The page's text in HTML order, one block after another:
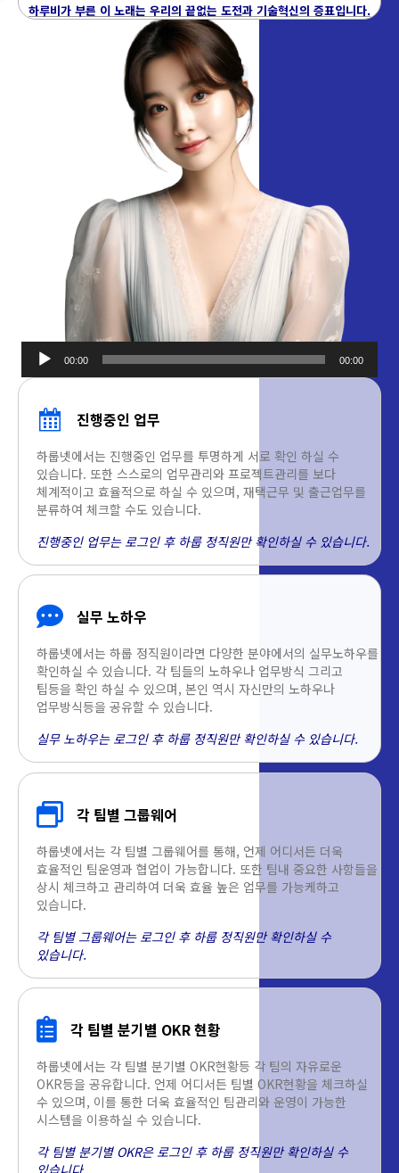
하루비가 부른 이 노래는 우리의 끝없는 도전과 기술혁신의 증표입니다.
오디오
00:00 00:00
진행중인 업무
하룹넷에서는 진행중인 업무를 투명하게 서로 확인 하실 수
있습니다. 또한 스스로의 업무관리와 프로젝트관리를 보다
체계적이고 효율적으로 하실 수 있으며, 재택근무 및 출근업무를
분류하여 체크할 수도 있습니다.
진행중인 업무는 로그인 후 하룹 정직원만 확인하실 수 있습니다.
실무 노하우
하룹넷에서는 하룹 정직원이라면 다양한 분야에서의 실무노하우를
확인하실 수 있습니다. 각 팀들의 노하우나 업무방식 그리고
팁등을 확인 하실 수 있으며, 본인 역시 자신만의 노하우나
업무방식등을 공유할 수 있습니다.
실무 노하우는 로그인 후 하룹 정직원만 확인하실 수 있습니다.
각 팀별 그룹웨어
하룹넷에서는 각 팀별 그룹웨어를 통해, 언제 어디서든 더욱
효율적인 팀운영과 협업이 가능합니다. 또한 팀내 중요한 사항들을
상시 체크하고 관리하여 더욱 효율 높은 업무를 가능케하고
있습니다.
각 팀별 그룹웨어는 로그인 후 하룹 정직원만 확인하실 수
있습니다.
각 팀별 분기별 OKR 현황
하룹넷에서는 각 팀별 분기별 OKR현황등 각 팀의 자유로운
OKR등을 공유합니다. 언제 어디서든 팀별 OKR현황을 체크하실
수 있으며, 이를 통한 더욱 효율적인 팀관리와 운영이 가능한
시스템을 이용하실 수 있습니다.
각 팀별 분기별 OKR은 로그인 후 하룹 정직원만 확인하실 수
있습니다.